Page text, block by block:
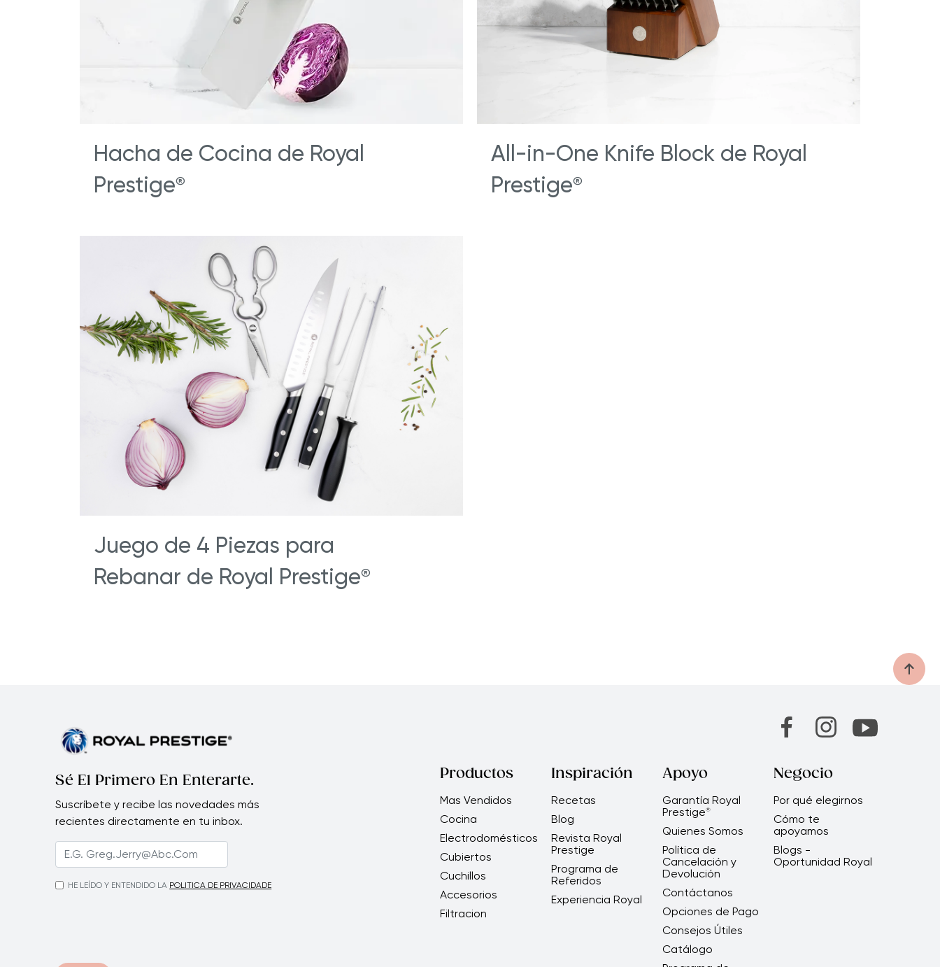
Hacha de Cocina de Royal
Prestige®
All-in-One Knife Block de Royal
Prestige®
Juego de 4 Piezas para
Rebanar de Royal Prestige®
Sé El Primero En Enterarte.
Suscríbete y recibe las novedades más
recientes directamente en tu inbox.
HE LEÍDO Y ENTENDIDO LA POLITICA DE PRIVACIDADE
Productos
Mas Vendidos
Cocina
Electrodomésticos
Cubiertos
Cuchillos
Accesorios
Filtracion
Inspiración
Recetas
Blog
Revista Royal
Prestige
Programa de
Referidos
Experiencia Royal
Apoyo
Garantía Royal
Prestige®
Quienes Somos
Política de
Cancelación y
Devolución
Contáctanos
Opciones de Pago
Consejos Útiles
Catálogo
Negocio
Por qué elegirnos
Cómo te
apoyamos
Blogs -
Oportunidad Royal